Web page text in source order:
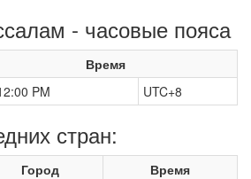
- часовые пояса
Время
PM UTC+8
стран:
Город
Время